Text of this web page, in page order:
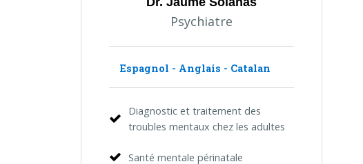
Psychiatre
Espagnol - Anglais - Catalan
Diagnostic et traitement des
troubles mentaux chez les adultes
Santé mentale périnatale